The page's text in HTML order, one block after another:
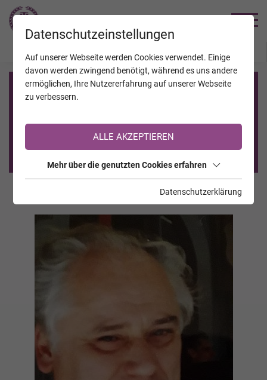
Registrierung auf TrauerHilfe.it
Sie sind noch nicht auf TrauerHilfe.it registriert?
>> zur kostenlosen Registrierung <<
Datenschutzeinstellungen
Auf unserer Webseite werden Cookies verwendet. Einige
davon werden zwingend benötigt, während es uns andere
ermöglichen, Ihre Nutzererfahrung auf unserer Webseite
zu verbessern.
ALLE AKZEPTIEREN
Mehr über die genutzten Cookies erfahren
Datenschutzerklärung
JAHRESTAGE KALENDER VERSTORBENE